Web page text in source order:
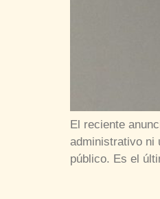
El reciente
administrativo ni
público. Es el